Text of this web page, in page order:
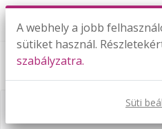
Atomszerkezet,
Már csak egy lépés:
A webhely a jobb
sütiket használ.
szabályzatra.
Süti